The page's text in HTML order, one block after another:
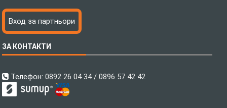
Тениски с пълноцветен печат
Хавлиени кърпи
Пончо за водни спортове
Микрофибърни Велурени Кърпи
Детски пончота
Тениски
Технология на печатане
Файлове за печат
Как да поръчам?
С какво сме различни?
Контакти
Общи Условия
Вход за партньори
ЗА КОНТАКТИ
Телефон:0892 26 04 34 / 0896 57 42 42